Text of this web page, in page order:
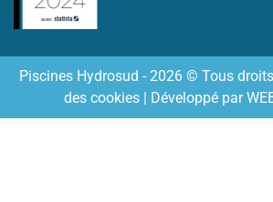
Piscines Hydrosud - 2026 © Tous
des cookies | Développé par